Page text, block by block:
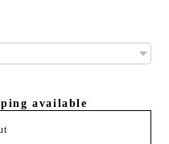
available